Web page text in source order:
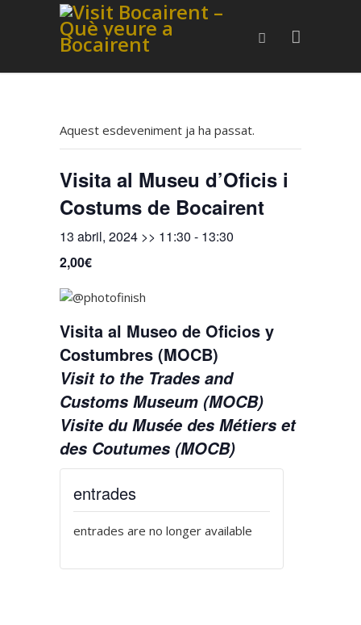
Aquest esdeveniment ja ha passat.
Visita al Museu d’Oficis i
Costums de Bocairent
13 abril, 2024 >> 11:30 - 13:30
2,00€
Visita al Museo de Oficios y
Costumbres (MOCB)
Visit to the Trades and
Customs Museum (MOCB)
Visite du Musée des Métiers et
des Coutumes (MOCB)
entrades
entrades are no longer available